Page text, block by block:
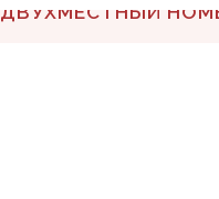
ДВУХМЕСТНЫЙ